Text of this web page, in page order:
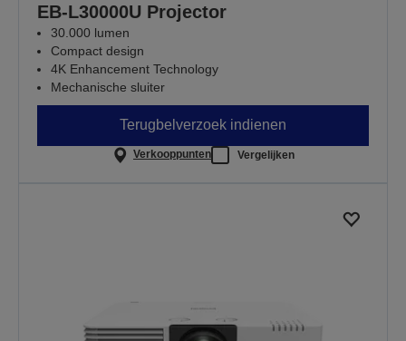
EB-L30000U Projector
30.000 lumen
Compact design
4K Enhancement Technology
Mechanische sluiter
Terugbelverzoek indienen
Verkooppunten Vergelijken